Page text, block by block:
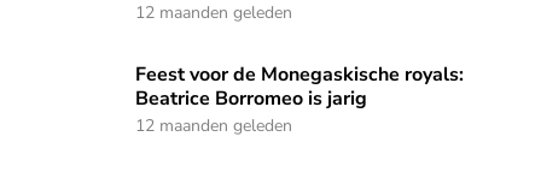
12 maanden geleden
Feest voor de Monegaskische royals: Beatrice Borromeo is
Feest voor de Monegaskische royals:
Beatrice Borromeo is jarig
12 maanden geleden